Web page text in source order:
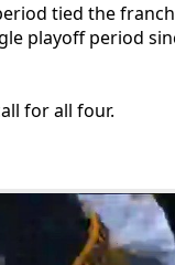
tied the
playoff period
for all four.